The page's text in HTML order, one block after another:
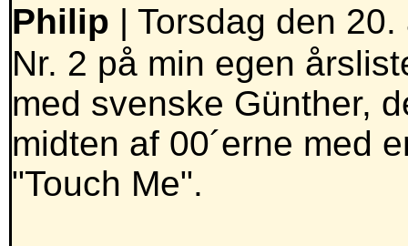
Philip | Torsdag den
Nr. 2 på min egen
med svenske Günther,
midten af 00´erne med
"Touch Me".